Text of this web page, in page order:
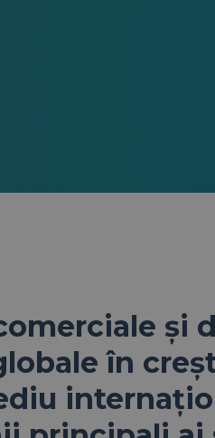
și
în